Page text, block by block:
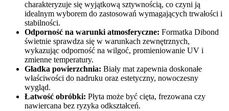
charakteryzuje się wyjątkową sztywnością, co czyni ją
idealnym wyborem do zastosowań wymagających trwałości i
stabilności.
Odporność na warunki atmosferyczne: Formatka Dibond
świetnie sprawdza się w warunkach zewnętrznych,
wykazując odporność na wilgoć, promieniowanie UV i
zmienne temperatury.
Gładka powierzchnia: Biały mat zapewnia doskonałe
właściwości do nadruku oraz estetyczny, nowoczesny
wygląd.
Łatwość obróbki: Płyta może być cięta, frezowana czy
nawiercana bez ryzyka odkształceń.